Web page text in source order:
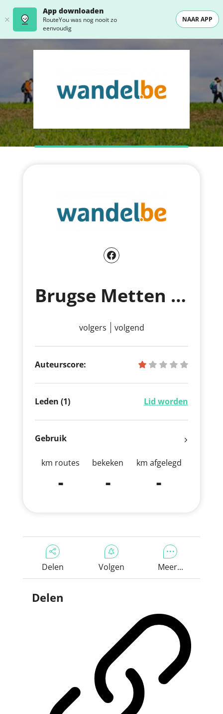
App downloaden
RouteYou was nog nooit zo
eenvoudig
NAAR APP
Brugse Metten Wandelclub
volgers volgend
Auteurscore:
Leden (1) Lid worden
Gebruik
km routes
-
bekeken
-
km afgelegd
-
Delen Volgen Meer...
Delen